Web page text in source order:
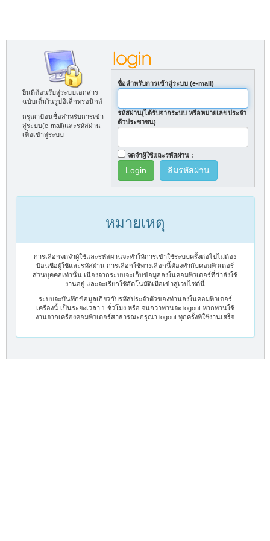
ชื่อสำหรับการเข้าสู่ระบบ (e-mail)
รหัสผ่าน(ได้รับจากระบบ หรือหมายเลขประจำ
ตัวประชาชน)
จดจำผู้ใช้และรหัสผ่าน :
ลืมรหัสผ่าน
ยินดีต้อนรับสู่ระบบเอกสาร
ฉบับเต็มในรูปอิเล็กทรอนิกส์
กรุณาป้อนชื่อสำหรับการเข้า
สู่ระบบ(e-mail)และรหัสผ่าน
เพื่อเข้าสู่ระบบ
หมายเหตุ
การเลือกจดจำผู้ใช้และรหัสผ่านจะทำให้การเข้าใช้ระบบครั้งต่อไปไม่ต้อง
ป้อนชื่อผู้ใช้และรหัสผ่าน การเลือกใช้ทางเลือกนี้ต้องทำกับคอมพิวเตอร์
ส่วนบุคคลเท่านั้น เนื่องจากระบบจะเก็บข้อมูลลงในคอมพิวเตอร์ที่กำลังใช้
งานอยู่ และจะเรียกใช้อัตโนมัติเมื่อเข้าสู่เวปไซต์นี้
ระบบจะบันทึกข้อมูลเกี่ยวกับรหัสประจำตัวของท่านลงในคอมพิวเตอร์
เครื่องนี้ เป็นระยะเวลา 1 ชั่วโมง หรือ จนกว่าท่านจะ logout หากท่านใช้
งานจากเครื่องคอมพิวเตอร์สาธารณะกรุณา logout ทุกครั้งที่ใช้งานเสร็จ